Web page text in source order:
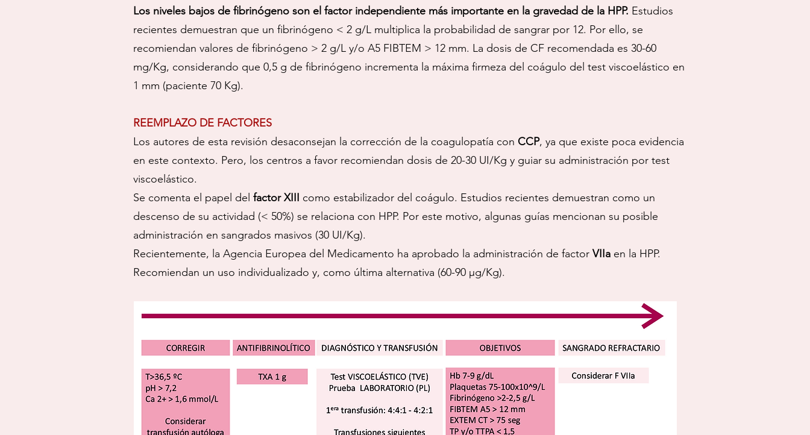
Los niveles bajos de fibrinógeno son el factor independiente más importante en la gravedad de la HPP. Estudios
recientes demuestran que un fibrinógeno < 2 g/L multiplica la probabilidad de sangrar por 12. Por ello, se
recomiendan valores de fibrinógeno > 2 g/L y/o A5 FIBTEM > 12 mm. La dosis de CF recomendada es 30-60
mg/Kg, considerando que 0,5 g de fibrinógeno incrementa la máxima firmeza del coágulo del test viscoelástico en
1 mm (paciente 70 Kg).
REEMPLAZO DE FACTORES
Los autores de esta revisión desaconsejan la corrección de la coagulopatía con CCP, ya que existe poca evidencia
en este contexto. Pero, los centros a favor recomiendan dosis de 20-30 UI/Kg y guiar su administración por test
viscoelástico.
Se comenta el papel del factor XIII como estabilizador del coágulo. Estudios recientes demuestran como un
descenso de su actividad (< 50%) se relaciona con HPP. Por este motivo, algunas guías mencionan su posible
administración en sangrados masivos (30 UI/Kg).
Recientemente, la Agencia Europea del Medicamento ha aprobado la administración de factor VIIa en la HPP.
Recomiendan un uso individualizado y, como última alternativa (60-90 µg/Kg).